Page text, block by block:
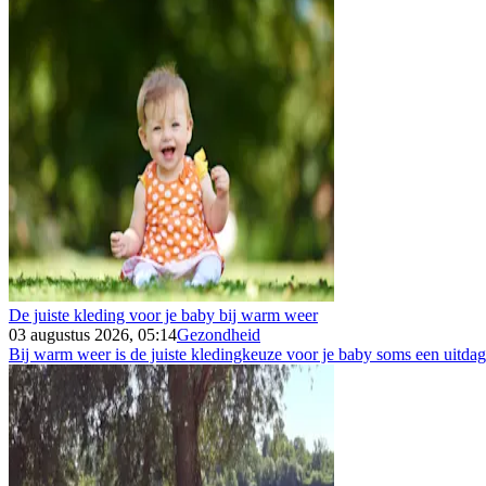
De juiste kleding voor je baby bij warm weer
03 augustus 2026, 05:14Gezondheid
Bij warm weer is de juiste kledingkeuze voor je baby soms een